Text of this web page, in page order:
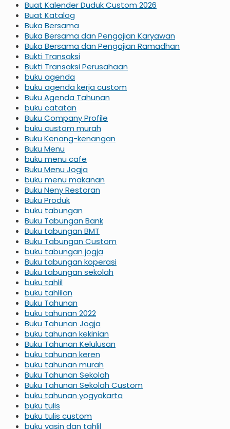
Buat Kalender Duduk Custom 2026
Buat Katalog
Buka Bersama
Buka Bersama dan Pengajian Karyawan
Buka Bersama dan Pengajian Ramadhan
Bukti Transaksi
Bukti Transaksi Perusahaan
buku agenda
buku agenda kerja custom
Buku Agenda Tahunan
buku catatan
Buku Company Profile
buku custom murah
Buku Kenang-kenangan
Buku Menu
buku menu cafe
Buku Menu Jogja
buku menu makanan
Buku Neny Restoran
Buku Produk
buku tabungan
Buku Tabungan Bank
Buku tabungan BMT
Buku Tabungan Custom
buku tabungan jogja
Buku tabungan koperasi
Buku tabungan sekolah
buku tahlil
buku tahlilan
Buku Tahunan
buku tahunan 2022
Buku Tahunan Jogja
buku tahunan kekinian
Buku Tahunan Kelulusan
buku tahunan keren
buku tahunan murah
Buku Tahunan Sekolah
Buku Tahunan Sekolah Custom
buku tahunan yogyakarta
buku tulis
buku tulis custom
buku yasin dan tahlil